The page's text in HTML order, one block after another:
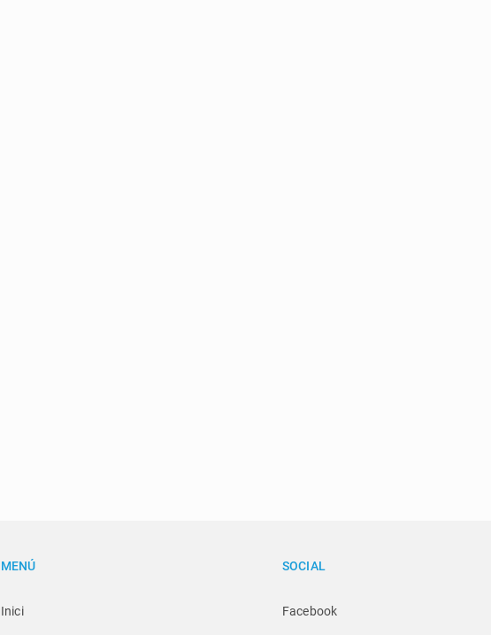
MENÚ
Inici
SOCIAL
Facebook